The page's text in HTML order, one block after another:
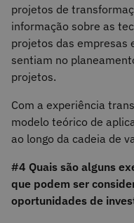
projetos de
informação sobre as
projetos das empresas
sentiam no
projetos.
Com a experiência
modelo teórico de
ao longo da cadeia de
#4 Quais são alguns
que podem ser
oportunidades de